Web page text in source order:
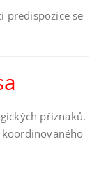
predispozice se
příznaků.